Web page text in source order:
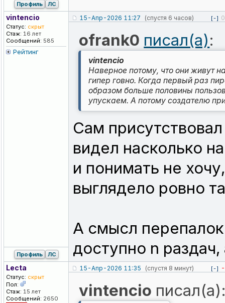
Профиль ЛС
vintencio
Статус: скрыт
Стаж: 16 лет
Сообщений: 585
Рейтинг
15-Апр-2026 11:27 (спустя 6 часов) [-] 0
ofrank0 писал(а):
vintencio
Наверное потому, что они живут
гипер говно. Когда первый раз
образом больше половины
упускаем. А потому создателю
Сам
видел насколько
и понимать не
выглядело ровно
А смысл
доступно n
Профиль ЛС
Lecta
Статус: скрыт
Пол:
Стаж: 15 лет
Сообщений: 2650
15-Апр-2026 11:35 (спустя 8 минут) [-]
vintencio